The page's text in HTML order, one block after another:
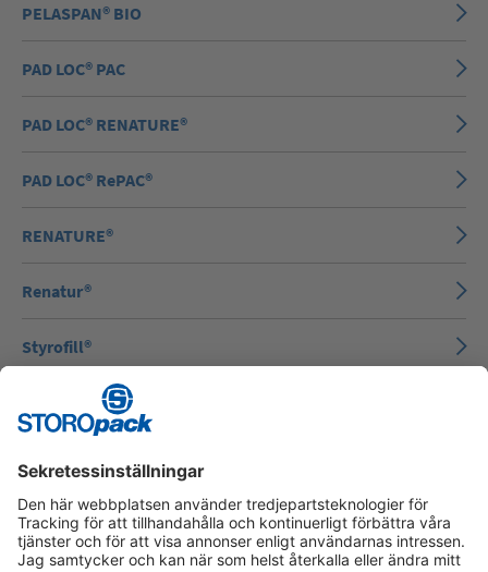
PELASPAN® BIO
PAD LOC® PAC
PAD LOC® RENATURE®
PAD LOC® RePAC®
RENATURE®
Renatur®
Styrofill®
Wellpappkartong